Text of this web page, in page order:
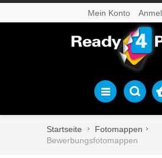
Mein Konto
Startseite
Fotomappen
Bewerbungsfotomappen